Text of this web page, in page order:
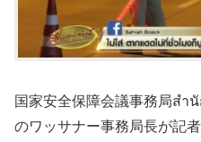
国家安全保障会議事務局ส
のワッサナー事務局長が記